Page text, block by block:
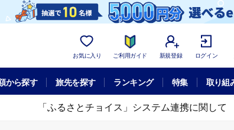
お気に入り ご利用ガイド 新規登録 ログイン
から探す 旅先を探す ランキング 特集 取り組
「ふるさとチョイス」システム連携に関して